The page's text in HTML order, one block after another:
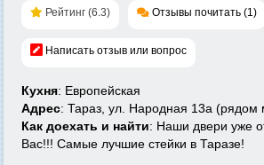
Рейтинг (6.3) Отзывы почитать (1)
Написать отзыв или вопрос
Кухня: Европейская
Адрес: Тараз, ул. Народная 13а (рядом
Как доехать и найти: Наши двери уже
Вас!!! Самые лучшие стейки в Таразе!